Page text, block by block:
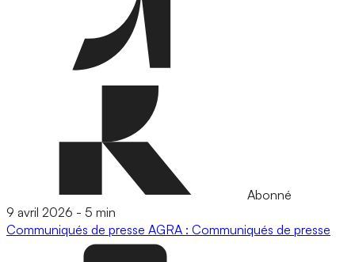
Abonné
9 avril 2026 - 5 min
Communiqués de presse AGRA : Communiqués de presse